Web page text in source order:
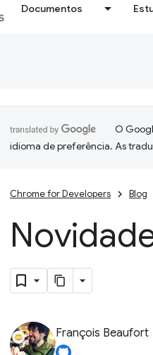
Documentos
O
idioma de preferência. As
Chrome for Developers Blog
François Beaufort